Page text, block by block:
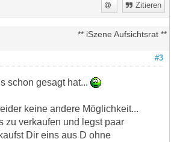
Zitieren
** iSzene Aufsichtsrat **
#3
schon gesagt hat...
keine andere Möglichkeit...
zu verkaufen und legst paar
Dir eins aus D ohne